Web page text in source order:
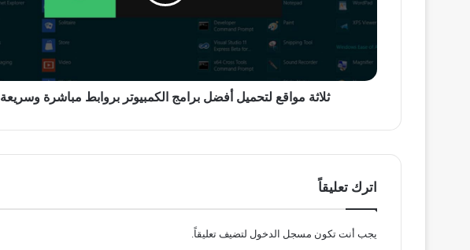
مباشرة
وسريعة
ثلاثة مواقع لتحميل أفضل برامج الكمبيوتر بروابط مباشرة وسريعة
اترك تعليقاً
يجب أنت تكون مسجل الدخول لتضيف تعليقاً.